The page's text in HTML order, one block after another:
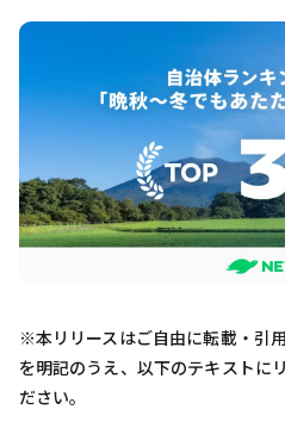
※本リリースはご自由に転載・引
を明記のうえ、以下のテキストに
ださい。